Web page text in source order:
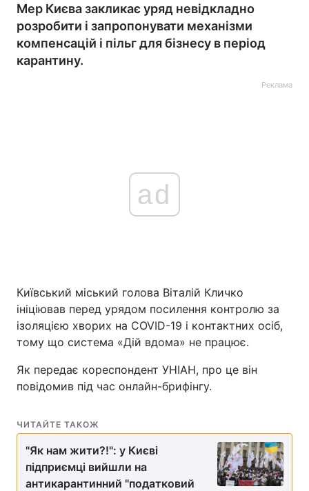
Мер Києва закликає уряд невідкладно
розробити і запропонувати механізми
компенсацій і пільг для бізнесу в період
карантину.
Реклама
ad
Київський міський голова Віталій Кличко
ініціював перед урядом посилення контролю за
ізоляцією хворих на COVID-19 і контактних осіб,
тому що система «Дій вдома» не працює.
Як передає кореспондент УНІАН, про це він
повідомив під час онлайн-брифінгу.
ЧИТАЙТЕ ТАКОЖ
"Як нам жити?!": у Києві
підприємці вийшли на
антикарантинний "податковий